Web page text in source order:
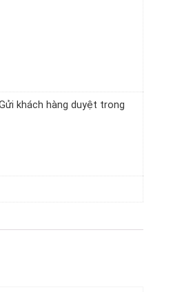
khách hàng duyệt trong